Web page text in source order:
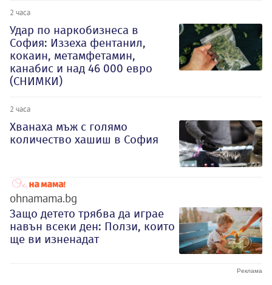
2 часа
Удар по наркобизнеса в
София: Иззеха фентанил,
кокаин, метамфетамин,
канабис и над 46 000 евро
(СНИМКИ)
2 часа
Хванаха мъж с голямо
количество хашиш в София
ohnamama.bg
Защо детето трябва да играе
навън всеки ден: Ползи, които
ще ви изненадат